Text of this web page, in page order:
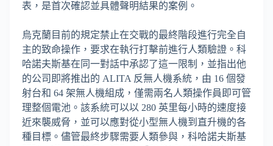
表，是首次確認並具體聲明結果的案例。
烏克蘭目前的規定禁止在交戰的最終階段進行完全自
主的致命操作，要求在執行打擊前進行人類驗證。科
哈諾夫斯基在同一對話中承認了這一限制，並指出他
的公司即將推出的 ALITA 反無人機系統，由 16 個發
射台和 64 架無人機組成，僅需兩名人類操作員即可管
理整個電池。該系統可以以 280 英里每小時的速度接
近來襲威脅，並可以應對從小型無人機到直升機的各
種目標。儘管最終步驟需要人類參與，科哈諾夫斯基